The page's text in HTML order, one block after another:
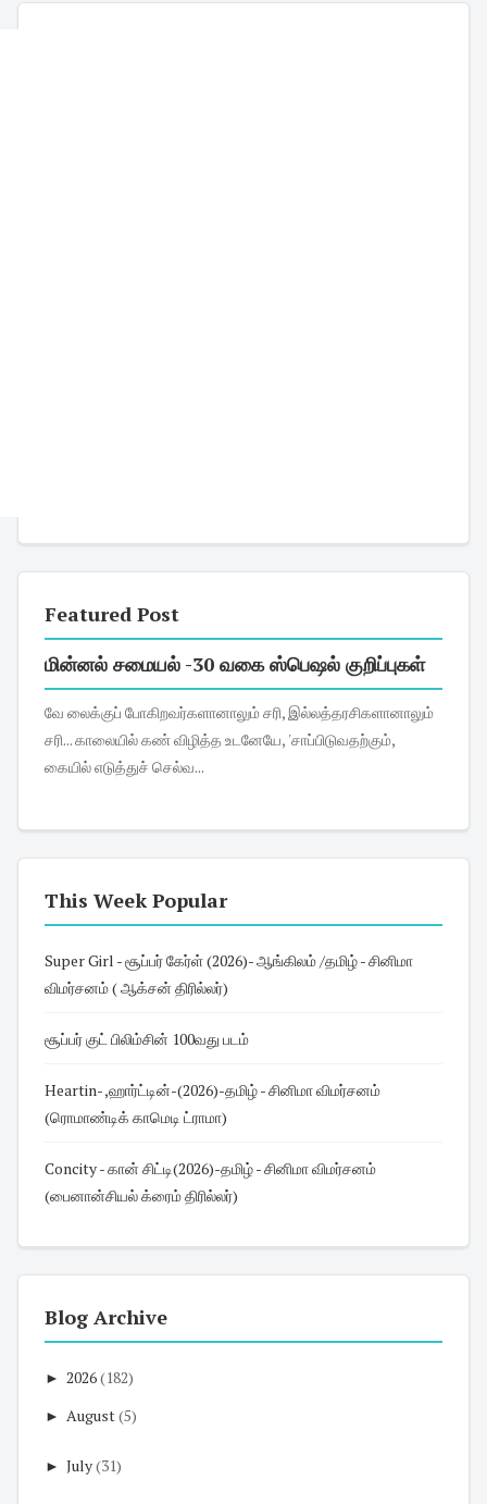
Featured Post
மின்னல் சமையல் -30 வகை ஸ்பெஷல் குறிப்புகள்
வே லைக்குப் போகிறவர்களானாலும் சரி, இல்லத்தரசிகளானாலும்
சரி... காலையில் கண் விழித்த உடனேயே, 'சாப்பிடுவதற்கும்,
கையில் எடுத்துச் செல்வ...
This Week Popular
Super Girl - சூப்பர் கேர்ள் (2026)- ஆங்கிலம் /தமிழ் - சினிமா
விமர்சனம் ( ஆக்சன் திரில்லர்)
சூப்பர் குட் பிலிம்சின் 100வது படம்
Heartin- ,ஹார்ட்டின்-(2026)-தமிழ் - சினிமா விமர்சனம்
(ரொமாண்டிக் காமெடி ட்ராமா)
Concity - கான் சிட்டி(2026)-தமிழ் - சினிமா விமர்சனம்
(பைனான்சியல் க்ரைம் திரில்லர்)
Blog Archive
► 2026(182)
► August(5)
► July(31)